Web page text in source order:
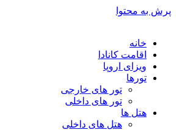
پرش به محتوا
خانه
اقامت کانادا
ویزای اروپا
تورها
تور های خارجی
تور های داخلی
هتل ها
هتل های داخلی